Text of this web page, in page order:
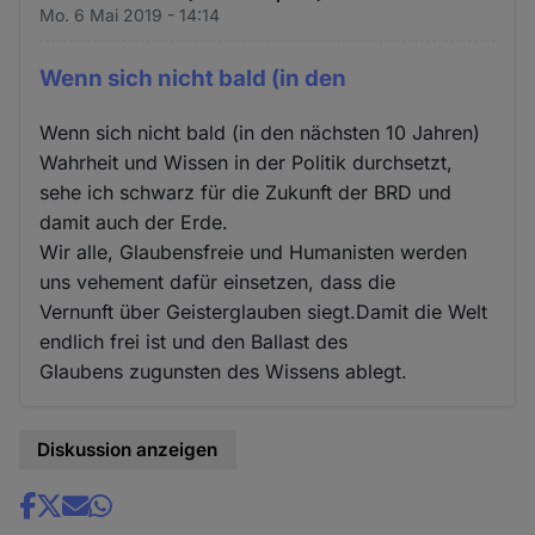
Mo. 6 Mai 2019 - 14:14
Wenn sich nicht bald (in den
Wenn sich nicht bald (in den nächsten 10 Jahren)
Wahrheit und Wissen in der Politik durchsetzt,
sehe ich schwarz für die Zukunft der BRD und
damit auch der Erde.
Wir alle, Glaubensfreie und Humanisten werden
uns vehement dafür einsetzen, dass die
Vernunft über Geisterglauben siegt.Damit die Welt
endlich frei ist und den Ballast des
Glaubens zugunsten des Wissens ablegt.
Diskussion anzeigen
Share